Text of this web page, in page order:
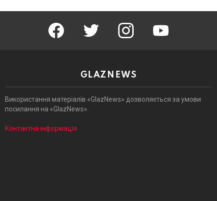
facebook twitter instagram youtube
GLAZNEWS
Використання матеріалів «GlazNews» дозволяється за умови
посилання на «GlazNews».
Контактна інформація